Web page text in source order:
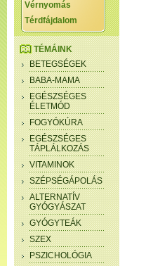
Vérnyomás
Térdfájdalom
TÉMÁINK
BETEGSÉGEK
BABA-MAMA
EGÉSZSÉGES
ÉLETMÓD
FOGYÓKÚRA
EGÉSZSÉGES
TÁPLÁLKOZÁS
VITAMINOK
SZÉPSÉGÁPOLÁS
ALTERNATÍV
GYÓGYÁSZAT
GYÓGYTEÁK
SZEX
PSZICHOLÓGIA